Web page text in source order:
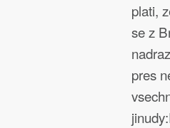
plati,
se z
pres